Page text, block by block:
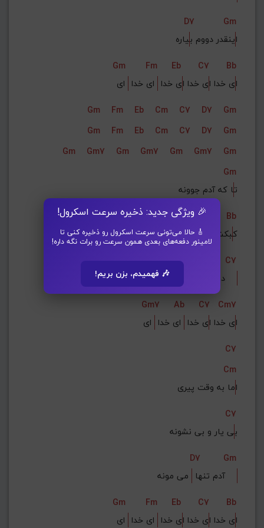
🎉 ویژگی جدید: ذخیره سرعت اسکرول!
🎸 حالا می‌تونی سرعت اسکرول رو ذخیره کنی تا
لامینور دفعه‌های بعدی همون سرعت رو برات نگه داره!
🎶 فهمیدم، بزن بریم!
D7
Gm
اینقدر دووم بیاره
Gm
Fm Eb C7
Bb
ای خدا ای خدا ای خدا ای خدا ای
Gm
Fm Eb Cm C7 D7
Gm
Gm
Fm Eb Cm C7 D7
Gm
Gm
Gm7 Gm Gm7 Gm Gm7
Gm
Gm
تا که آدم جوونه
Bb
کبکش خروس می خونه
Eb
C7
دنیا باش م
Gm7
Ab C7
Cm7
ای خدا ای خدا ای خدا ای
C7
Cm
اما به وقت پیری
C7
بی یار و بی نشونه
D7
Gm
آدم تنها
Gm
Fm Eb C7
Bb
ای خدا ای خدا ای خدا ای خدا ای